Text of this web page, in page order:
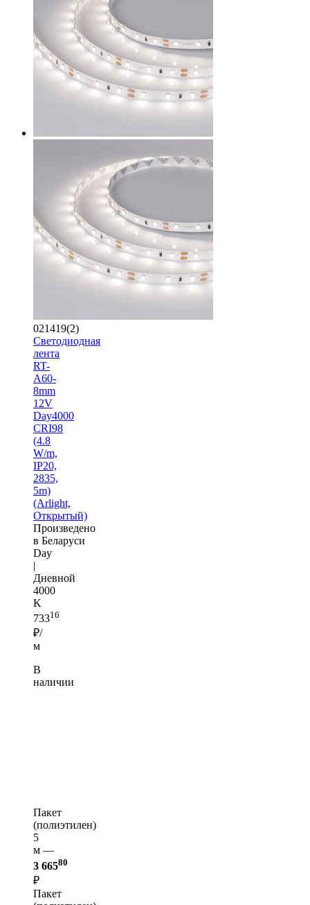
021419(2)
Светодиодная
лента
RT-
A60-
8mm
12V
Day4000
CRI98
(4.8
W/m,
IP20,
2835,
5m)
(Arlight,
Открытый)
Произведено
в Беларуси
Day
|
Дневной
4000
K
73316
₽/
м
В
наличии
Пакет
(полиэтилен)
5
м —
3 66580
₽
Пакет